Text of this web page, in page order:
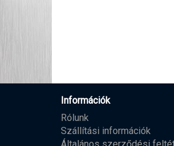
Információk
Rólunk
Szállítási információk